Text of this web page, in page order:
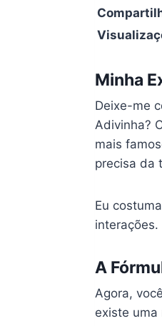
Minha
Deixe-me
Adivinha?
mais
precisa da
Eu
A
Agora,
existe uma